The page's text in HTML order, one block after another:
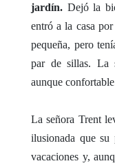
jardín. Dejó la
entró a la casa
pequeña, pero
par de sillas. La
aunque
La señora Trent
ilusionada que su
vacaciones y,